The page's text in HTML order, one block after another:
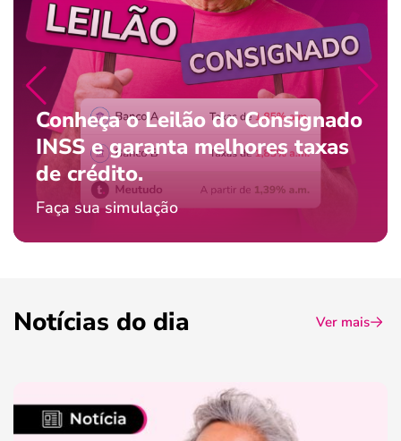
Conheça o Leilão do Consignado
INSS e garanta melhores taxas
de crédito.
Faça sua simulação
Notícias do dia Ver mais